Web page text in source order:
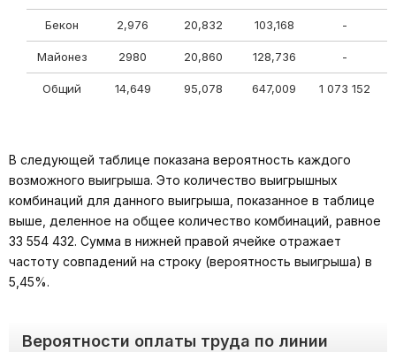
Бекон 2,976 20,832 103,168 -
Майонез 2980 20,860 128,736 -
Общий 14,649 95,078 647,009 1 073 152
В следующей таблице показана вероятность каждого
возможного выигрыша. Это количество выигрышных
комбинаций для данного выигрыша, показанное в таблице
выше, деленное на общее количество комбинаций, равное
33 554 432. Сумма в нижней правой ячейке отражает
частоту совпадений на строку (вероятность выигрыша) в
5,45%.
Вероятности оплаты труда по линии